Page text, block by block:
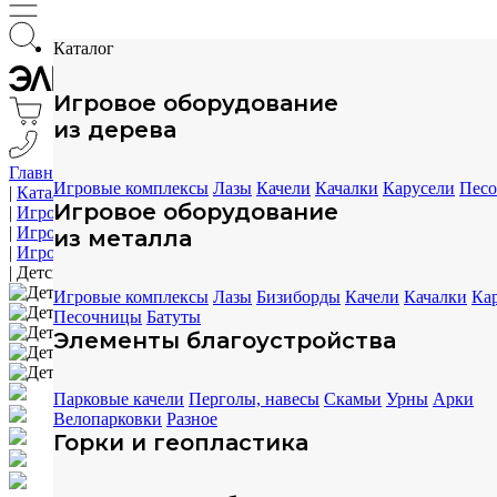
Каталог
Игровое оборудование
из дерева
Игровые комплексы Лазы Качели Качалки Карусели
Игровое оборудование
из металла
Игровые комплексы Лазы Бизиборды Качели Качалки
Песочницы Батуты
Элементы благоустройства
Парковые качели Перголы, навесы Скамьи Урны Арки
Велопарковки Разное
Горки и геопластика
Главная
| Каталог
| Игровое оборудование
| Игровое оборудование из дерева
| Игровые комплексы
| Детский комплекс ELMAF 314474